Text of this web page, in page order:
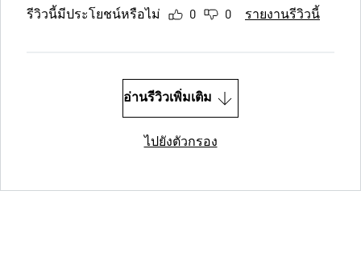
รีวิวนี้มีประโยชน์หรือไม่ 0 0 รายงานรีวิวนี้
อ่านรีวิวเพิ่มเติม
ไปยังตัวกรอง